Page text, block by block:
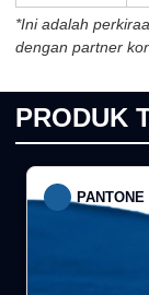
*Ini adalah
dengan partner
PRODUK
PANTONE